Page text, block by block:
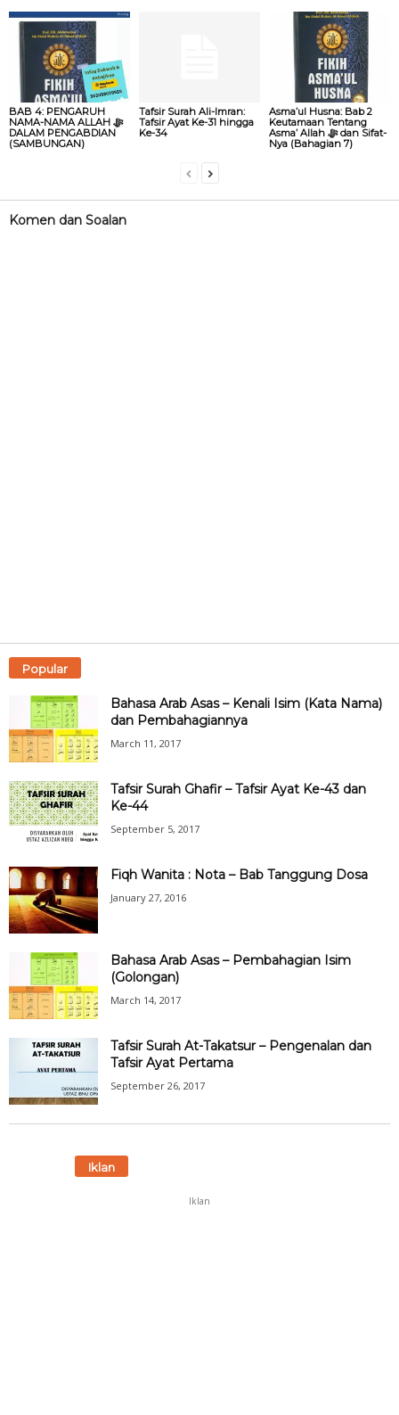
BAB 4: PENGARUH
NAMA-NAMA ALLAH ‎ﷻ
DALAM PENGABDIAN
(SAMBUNGAN)
Tafsir Surah Ali-Imran:
Tafsir Ayat Ke-31 hingga
Ke-34
Asma’ul Husna: Bab 2
Keutamaan Tentang
Asma’ Allah ‎ﷻ dan Sifat-
Nya (Bahagian 7)
Komen dan Soalan
Popular
Bahasa Arab Asas – Kenali Isim (Kata Nama)
dan Pembahagiannya
March 11, 2017
Tafsir Surah Ghafir – Tafsir Ayat Ke-43 dan
Ke-44
September 5, 2017
Fiqh Wanita : Nota – Bab Tanggung Dosa
January 27, 2016
Bahasa Arab Asas – Pembahagian Isim
(Golongan)
March 14, 2017
Tafsir Surah At-Takatsur – Pengenalan dan
Tafsir Ayat Pertama
September 26, 2017
Iklan
Iklan